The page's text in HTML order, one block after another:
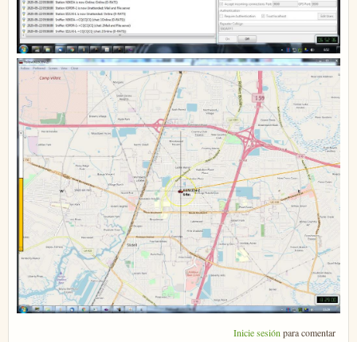
Inicie sesión para comentar